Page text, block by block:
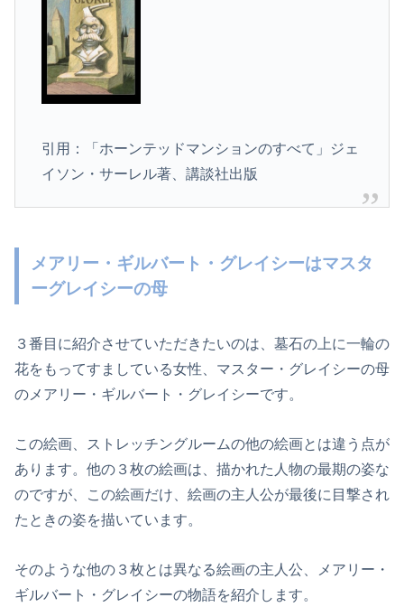
引用：「ホーンテッドマンションのすべて」ジェ
イソン・サーレル著、講談社出版
メアリー・ギルバート・グレイシーはマスタ
ーグレイシーの母
３番目に紹介させていただきたいのは、墓石の上に一輪の
花をもってすましている女性、マスター・グレイシーの母
のメアリー・ギルバート・グレイシーです。
この絵画、ストレッチングルームの他の絵画とは違う点が
あります。他の３枚の絵画は、描かれた人物の最期の姿な
のですが、この絵画だけ、絵画の主人公が最後に目撃され
たときの姿を描いています。
そのような他の３枚とは異なる絵画の主人公、メアリー・
ギルバート・グレイシーの物語を紹介します。